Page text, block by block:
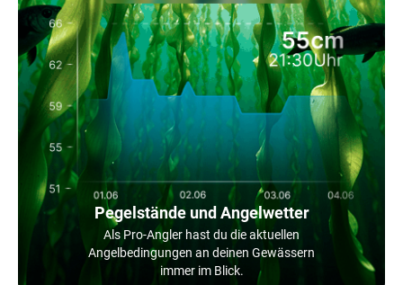
Pegelstände und Angelwetter
Als Pro-Angler hast du die aktuellen
Angelbedingungen an deinen Gewässern
immer im Blick.